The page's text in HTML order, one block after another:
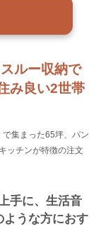
ルー収納で
み良い2世帯
集まった65坪、パン
ッチンが特徴の注文
手に、生活音
ような方におす